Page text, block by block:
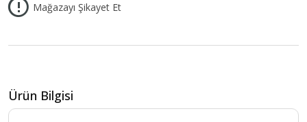
Mağazayı Şikayet Et
Ürün Bilgisi